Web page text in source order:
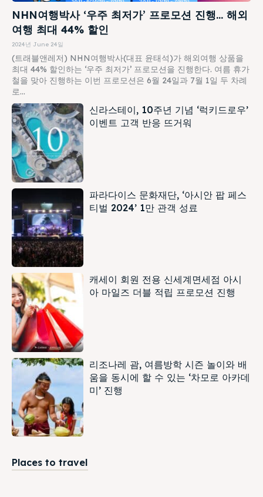
NHN여행박사 ‘우주 최저가’ 프로모션 진행… 해외
여행 최대 44% 할인
2024년 June 24일
(트래블앤레저) NHN여행박사(대표 윤태석)가 해외여행 상품을
최대 44% 할인하는 ‘우주 최저가’ 프로모션을 진행한다. 여름 휴가
철을 맞아 진행하는 이번 프로모션은 6월 24일과 7월 1일 두 차례
로...
신라스테이, 10주년 기념 ‘럭키드로우’
이벤트 고객 반응 뜨거워
파라다이스 문화재단, ‘아시안 팝 페스
티벌 2024’ 1만 관객 성료
캐세이 회원 전용 신세계면세점 아시
아 마일즈 더블 적립 프로모션 진행
리조나레 괌, 여름방학 시즌 놀이와 배
움을 동시에 할 수 있는 ‘차모로 아카데
미’ 진행
Places to travel